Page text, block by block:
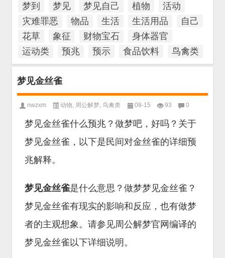
梦到
梦见 梦见自己 植物
活动
灾难罪恶
物品 生活 生活用品
自己
花草
象征 财物宝石
身体器官
运动类
预兆 预示 食品饮料 鸟禽类
梦见金丝雀
nwzxm 动物, 周公解梦, 鸟禽类 08-15 93 0
梦见金丝雀什么预兆？做梦吧，好吗？关于
梦见金丝雀，以下是民间对金丝雀的详细预
兆解释。
梦见金丝雀是什么意思？做梦梦见金丝雀？
梦见金丝雀有现实的影响和反应，也有做梦
者的主观想象。请参见周公解梦官网编译的
梦见金丝雀以下详细说明。